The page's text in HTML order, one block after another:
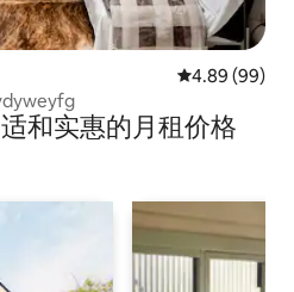
平均评分 4.89
4.89 (99)
和实惠的月租价格